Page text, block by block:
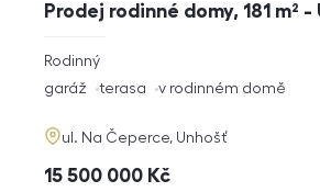
Prodej rodinné domy, 181 m² -
rozměry
dispozice
Rodinný
funkce
garáž terasa v rodinném domě
adresa
ul. Na Čeperce, Unhošť
cena
15 500 000 Kč